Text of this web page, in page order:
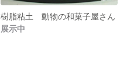
樹脂粘土 動物の和菓子屋さん
展示中